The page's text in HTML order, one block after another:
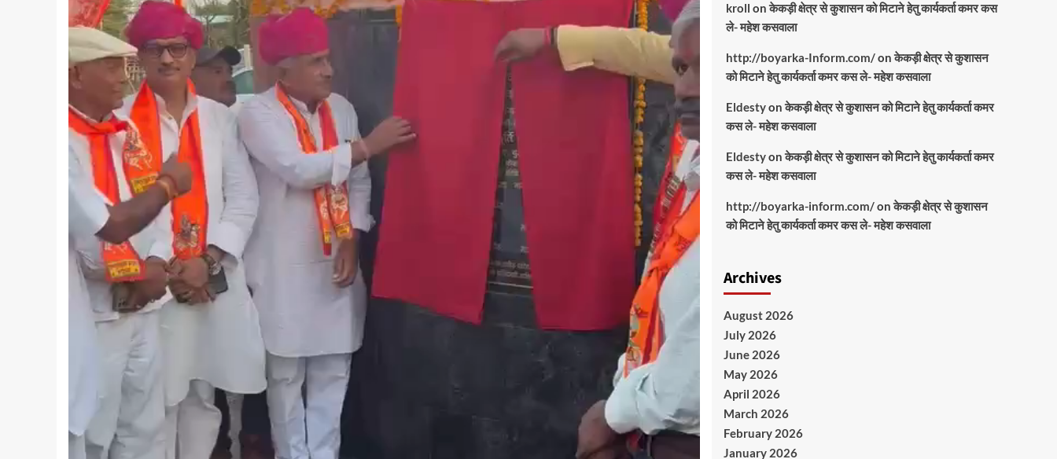
kroll onकेकड़ी क्षेत्र से कुशासन को मिटाने हेतु कार्यकर्ता कमर कस
ले- महेश कसवाला
http://boyarka-Inform.com/onकेकड़ी क्षेत्र से कुशासन
को मिटाने हेतु कार्यकर्ता कमर कस ले- महेश कसवाला
Eldestyonकेकड़ी क्षेत्र से कुशासन को मिटाने हेतु कार्यकर्ता कमर
कस ले- महेश कसवाला
Eldestyonकेकड़ी क्षेत्र से कुशासन को मिटाने हेतु कार्यकर्ता कमर
कस ले- महेश कसवाला
http://boyarka-inform.com/onकेकड़ी क्षेत्र से कुशासन
को मिटाने हेतु कार्यकर्ता कमर कस ले- महेश कसवाला
Archives
August 2026
July 2026
June 2026
May 2026
April 2026
March 2026
February 2026
January 2026